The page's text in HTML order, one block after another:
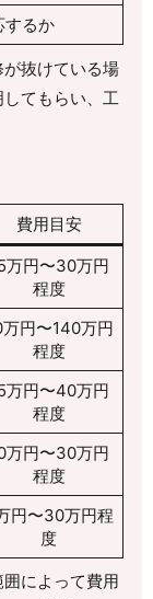
するか
抜けている場
てもらい、工
費用目安
万円〜30万円
程度
円〜140万円
程度
万円〜40万円
程度
万円〜30万円
程度
円〜30万円程
度
によって費用